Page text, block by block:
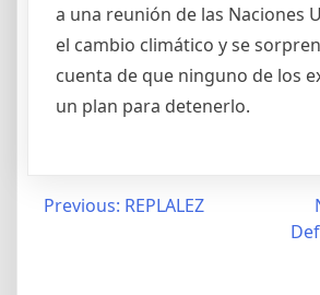
a una reunión de las Naciones
el cambio climático y se
cuenta de que ninguno de los
un plan para detenerlo.
Post
Previous: REPLALEZ